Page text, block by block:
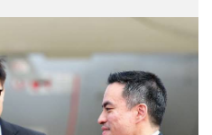
ติการต่อต้านการทุจริต
รต่อต้านทุจริต